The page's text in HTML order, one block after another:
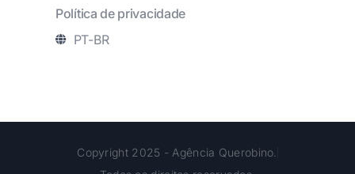
Política de privacidade
PT-BR
Copyright 2025 - Agência Querobino.